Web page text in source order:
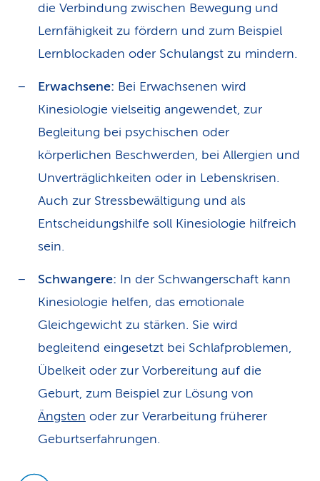
die Verbindung zwischen Bewegung und
Lernfähigkeit zu fördern und zum Beispiel
Lernblockaden oder Schulangst zu mindern.
Erwachsene: Bei Erwachsenen wird
Kinesiologie vielseitig angewendet, zur
Begleitung bei psychischen oder
körperlichen Beschwerden, bei Allergien und
Unverträglichkeiten oder in Lebenskrisen.
Auch zur Stressbewältigung und als
Entscheidungshilfe soll Kinesiologie hilfreich
sein.
Schwangere: In der Schwangerschaft kann
Kinesiologie helfen, das emotionale
Gleichgewicht zu stärken. Sie wird
begleitend eingesetzt bei Schlafproblemen,
Übelkeit oder zur Vorbereitung auf die
Geburt, zum Beispiel zur Lösung von
Ängsten oder zur Verarbeitung früherer
Geburtserfahrungen.